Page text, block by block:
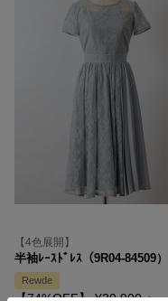
【4色展開】
半袖ﾚｰｽﾄﾞﾚｽ（9R04-84509）
Rewde